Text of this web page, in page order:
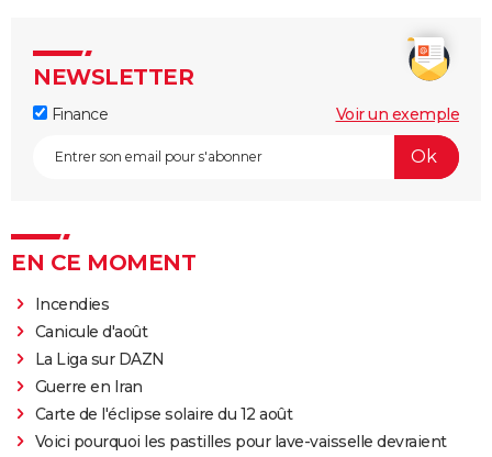
NEWSLETTER
Finance Voir un exemple
EN CE MOMENT
Incendies
Canicule d'août
La Liga sur DAZN
Guerre en Iran
Carte de l'éclipse solaire du 12 août
Voici pourquoi les pastilles pour lave-vaisselle devraient